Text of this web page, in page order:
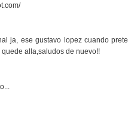
ja, ese gustavo lopez cuando
alla,saludos de nuevo!!